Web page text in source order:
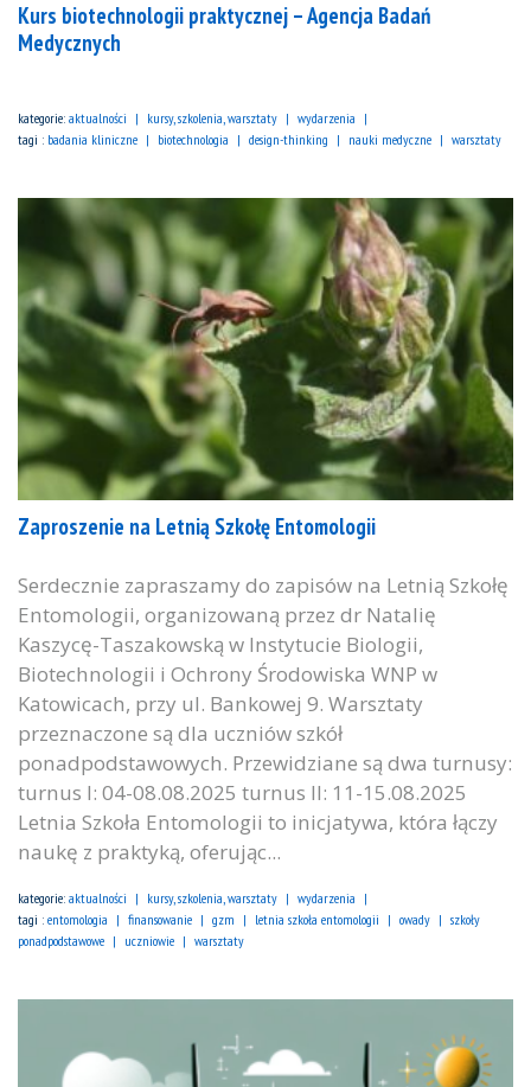
Kurs biotechnologii praktycznej – Agencja Badań
Medycznych
kategorie: aktualności kursy, szkolenia, warsztaty
wydarzenia
tagi : badania kliniczne biotechnologia design-thinking nauki medyczne warsztaty
Zaproszenie na Letnią Szkołę Entomologii
Serdecznie zapraszamy do zapisów na Letnią Szkołę
Entomologii, organizowaną przez dr Natalię
Kaszycę-Taszakowską w Instytucie Biologii,
Biotechnologii i Ochrony Środowiska WNP w
Katowicach, przy ul. Bankowej 9. Warsztaty
przeznaczone są dla uczniów szkół
ponadpodstawowych. Przewidziane są dwa turnusy:
turnus I: 04-08.08.2025 turnus II: 11-15.08.2025
Letnia Szkoła Entomologii to inicjatywa, która łączy
naukę z praktyką, oferując...
kategorie: aktualności kursy, szkolenia, warsztaty
wydarzenia
tagi : entomologia finansowanie gzm letnia szkoła entomologii owady
szkoły
ponadpodstawowe
uczniowie warsztaty